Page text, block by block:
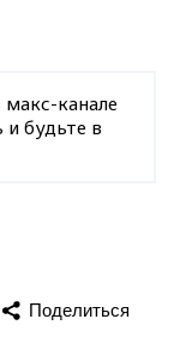
канале
будьте в
Поделиться